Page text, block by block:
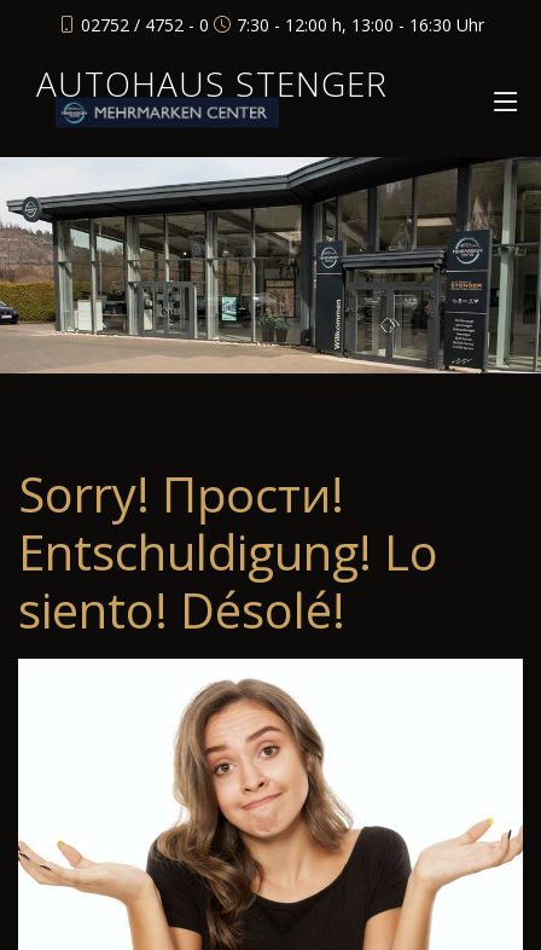
02752 / 4752 - 0 7:30 - 12:00 h, 13:00 - 16:30 Uhr
AUTOHAUS STENGER
Sorry! Прости!
Entschuldigung! Lo
siento! Désolé!